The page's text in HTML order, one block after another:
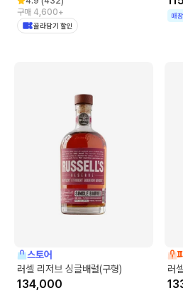
구매 4,600+
골라담기 할인
매
스토어
러셀 리저브 싱글배럴(구형)
134,000
러